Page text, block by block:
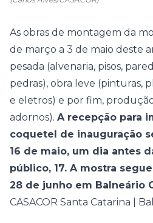
As obras de montagem da
de março a 3 de maio deste
pesada (alvenaria, pisos,
pedras), obra leve (pinturas,
e eletros) e por fim,
adornos). A recepção para
coquetel de inauguração
16 de maio, um dia antes
público, 17. A mostra
28 de junho em Balneário
CASACOR Santa Catarina |